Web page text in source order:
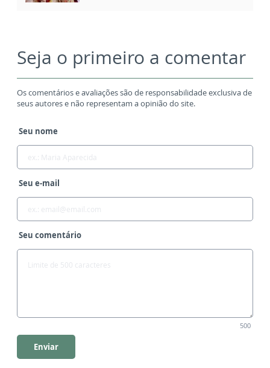
Seja o primeiro a comentar
Os comentários e avaliações são de responsabilidade exclusiva de
seus autores e não representam a opinião do site.
Seu nome
Seu e-mail
Seu comentário
500
Enviar